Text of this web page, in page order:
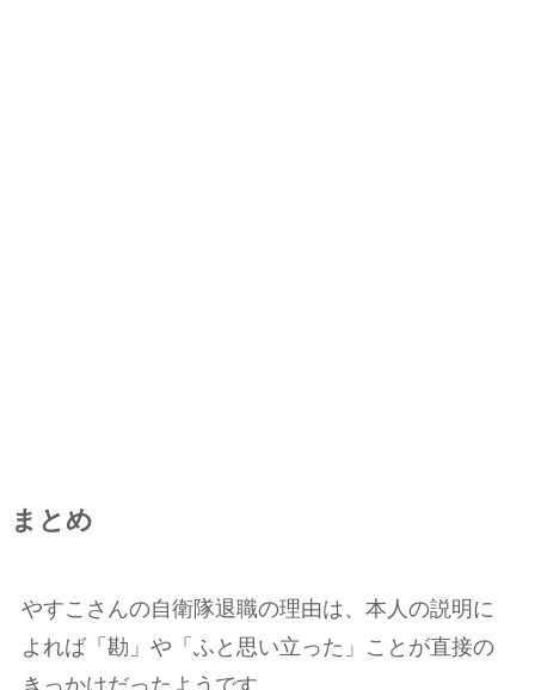
まとめ
やすこさんの自衛隊退職の理由は、本人の説明に
よれば「勘」や「ふと思い立った」ことが直接の
きっかけだったようです。